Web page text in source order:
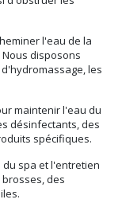
l'eau de la
disposons
les
maintenir l'eau du
désinfectants, des
spécifiques.
spa et l'entretien
des